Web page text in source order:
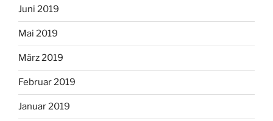
Juni 2019
Mai 2019
März 2019
Februar 2019
Januar 2019